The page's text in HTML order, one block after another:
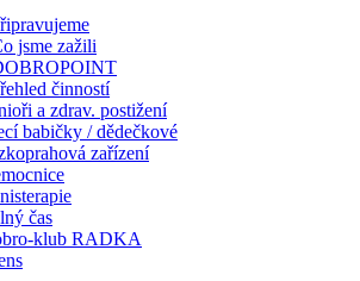
jsme zažili
činností
a zdrav. postižení
babičky / dědečkové
zařízení
čas
klub RADKA